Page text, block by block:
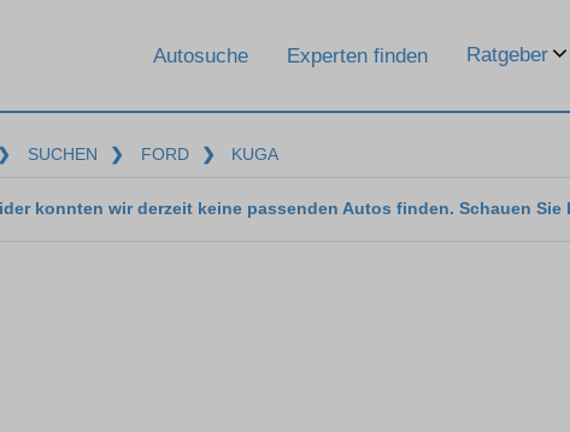
Autosuche Experten finden Ratgeber
❯ SUCHEN ❯ FORD ❯ KUGA
konnten wir derzeit keine passenden Autos finden. Schauen Sie